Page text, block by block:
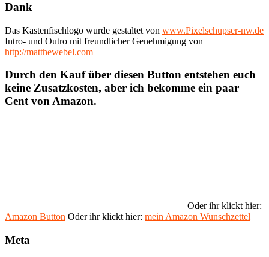
Dank
Das Kastenfischlogo wurde gestaltet von www.Pixelschupser-nw.de
Intro- und Outro mit freundlicher Genehmigung von
http://matthewebel.com
Durch den Kauf über diesen Button entstehen euch
keine Zusatzkosten, aber ich bekomme ein paar
Cent von Amazon.
Oder ihr klickt hier:
Amazon Button Oder ihr klickt hier: mein Amazon Wunschzettel
Meta